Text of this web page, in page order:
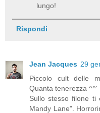
lungo!
Rispondi
Jean Jacques 29
Piccolo cult delle
Quanta tenerezza ^^'
Sullo stesso filone ti
Mandy Lane".